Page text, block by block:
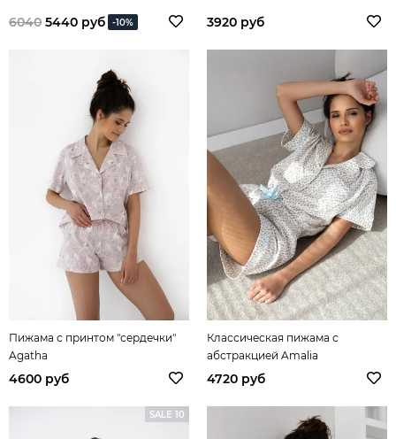
6040 5440 руб -10% 3920 руб
Пижама с принтом "сердечки"
Agatha
4600 руб
Классическая пижама с
абстракцией Amalia
4720 руб
SALE 10